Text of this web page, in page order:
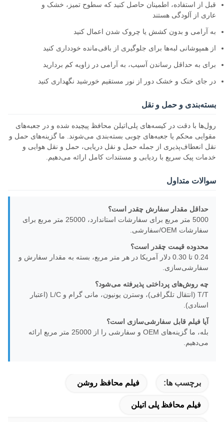
قبل از استفاده، اطمینان حاصل کنید که سطوح تمیز، خشک و
عاری از آلودگی هستند
به آرامی و بدون کشش یا چروک شدن اعمال کنید
از همپوشانی لبه‌ها برای جلوگیری از باقی‌مانده خودداری کنید
برای به حداقل رساندن آسیب، به آرامی در زاویه کم بردارید
در جای خنک و خشک دور از نور مستقیم خورشید نگهداری کنید
بسته‌بندی و حمل و نقل
رول‌ها با دقت در کیسه‌های پلی‌اتیلن محافظ پیچیده شده و در جعبه‌های
مقوایی محکم یا جعبه‌های چوبی بسته‌بندی می‌شوند. ما گزینه‌های حمل و
نقل انعطاف‌پذیری از جمله حمل و نقل دریایی، حمل و نقل هوایی و
خدمات پیک سریع با ردیابی و مستندات کامل ارائه می‌دهیم.
سوالات متداول
حداقل مقدار سفارش چقدر است؟
5000 متر مربع برای سفارشات استاندارد، 25000 متر مربع برای
سفارشات OEM/سفارشی.
محدوده قیمت چقدر است؟
0.24 تا 0.30 دلار آمریکا در هر متر مربع، بسته به مقدار سفارش و
سفارشی‌سازی.
چه روش‌های پرداختی پذیرفته می‌شود؟
T/T (انتقال تلگرافی)، وسترن یونیون، مانی گرام و L/C (اعتبار
اسنادی).
آیا فیلم قابل سفارشی‌سازی است؟
بله، ما گزینه‌های OEM و سفارشی را از 25000 متر مربع ارائه
می‌دهیم.
برچسب ها: فیلم محافظ روشن
فیلم محافظ پلی اتیلن